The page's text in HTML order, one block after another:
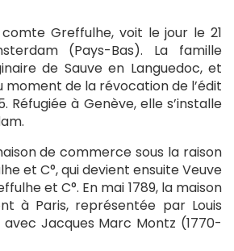
comte Greffulhe, voit le jour le 21
(Pays-Bas). La famille
de Sauve en Languedoc, et
moment de la révocation de l’édit
Réfugiée à Genève, elle s’installe
de commerce sous la raison
et C°, qui devient ensuite Veuve
et C°. En mai 1789, la maison
à Paris, représentée par Louis
Jacques Marc Montz (1770-